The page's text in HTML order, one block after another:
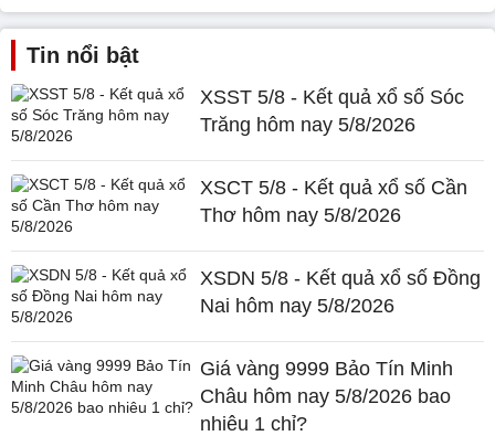
Tin nổi bật
XSST 5/8 - Kết quả xổ số Sóc
Trăng hôm nay 5/8/2026
XSCT 5/8 - Kết quả xổ số Cần
Thơ hôm nay 5/8/2026
XSDN 5/8 - Kết quả xổ số Đồng
Nai hôm nay 5/8/2026
Giá vàng 9999 Bảo Tín Minh
Châu hôm nay 5/8/2026 bao
nhiêu 1 chỉ?